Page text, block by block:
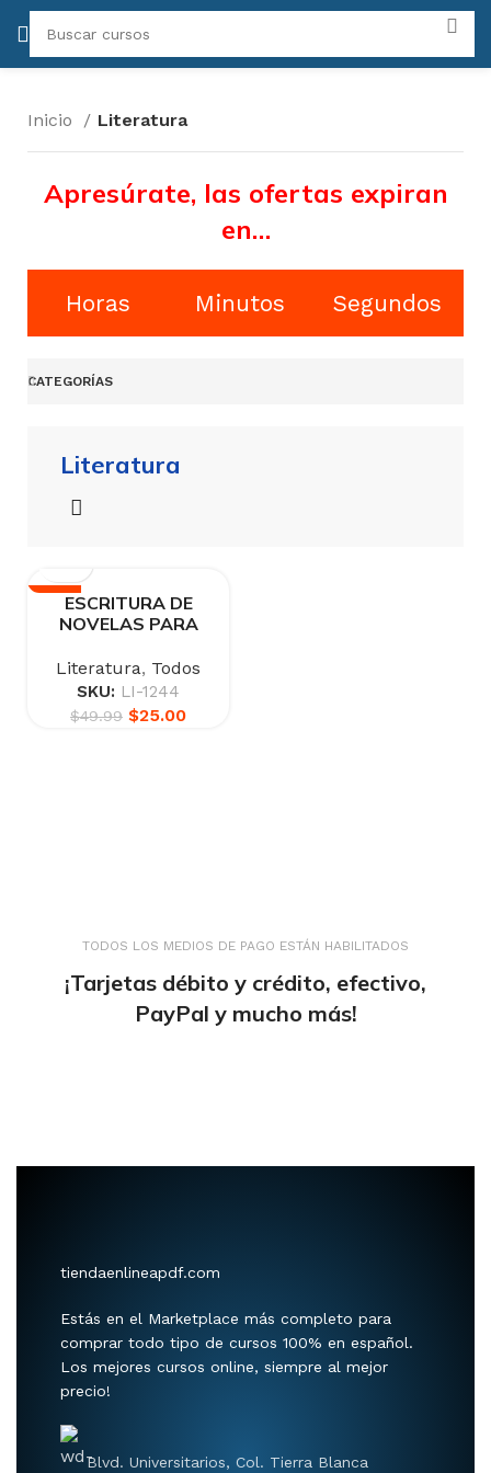
Inicio Literatura
Apresúrate, las ofertas expiran
en…
Horas Minutos Segundos
CATEGORÍAS
Literatura
-50%ESCRITURA DE
NOVELAS PARA
Literatura, Todos
SKU: LI-1244
$49.99 $25.00
TODOS LOS MEDIOS DE PAGO ESTÁN HABILITADOS
¡Tarjetas débito y crédito, efectivo,
PayPal y mucho más!
tiendaenlineapdf.com
Estás en el Marketplace más completo para
comprar todo tipo de cursos 100% en español.
Los mejores cursos online, siempre al mejor
precio!
Blvd. Universitarios, Col. Tierra Blanca